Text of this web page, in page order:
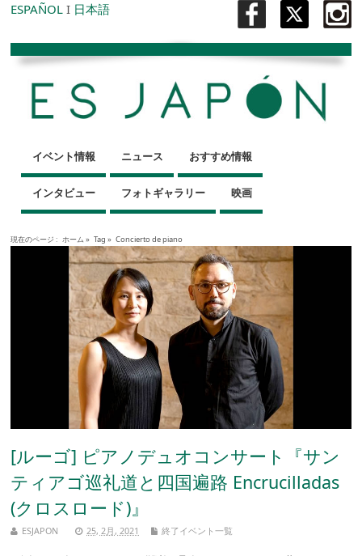
ESPAÑOL I 日本語
イベント情報 ニュース おすすめ情報
インタビュー フォトギャラリー 映画
現在のページ : ホーム » Tag » Concierto de piano
[ルーゴ] ピアノデュオコンサート『サン
ティアゴ巡礼道と四国遍路 Encrucilladas
(クロスロード)』
ESJAPON 25, 2月, 2021 終了イベント一覧